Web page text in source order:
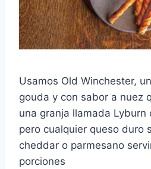
Usamos Old Winchester,
gouda y con sabor a nuez
una granja llamada Lyburn
pero cualquier queso duro
cheddar o parmesano
porciones